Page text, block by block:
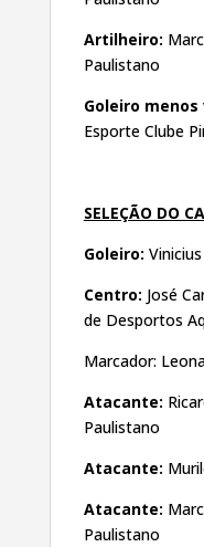
Artilheiro:
Paulistano
Goleiro menos
Esporte Clube
SELEÇÃO DO
Goleiro:
Centro: José
de Desportos
Marcador:
Atacante:
Paulistano
Atacante:
Atacante:
Paulistano